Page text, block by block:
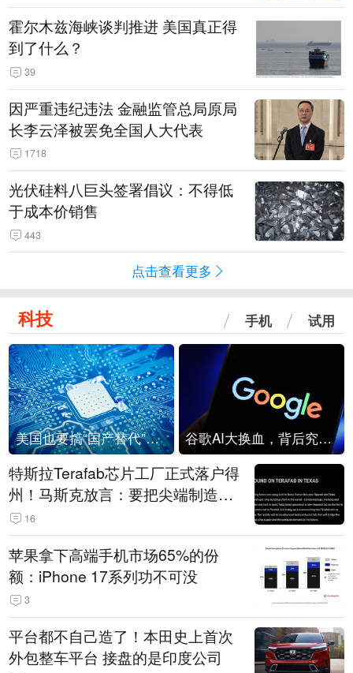
霍尔木兹海峡谈判推进 美国真正得
到了什么？
39
因严重违纪违法 金融监管总局原局
长李云泽被罢免全国人大代表
1718
光伏硅料八巨头签署倡议：不得低
于成本价销售
443
点击查看更多
科技 手机 试用
美国也要搞“国产替代”？先算清三笔账 谷歌AI大换血，背后究竟发生了什么？
特斯拉Terafab芯片工厂正式落户得
州！马斯克放言：要把尖端制造带
回美国
16
苹果拿下高端手机市场65%的份
额：iPhone 17系列功不可没
3
平台都不自己造了！本田史上首次
外包整车平台 接盘的是印度公司